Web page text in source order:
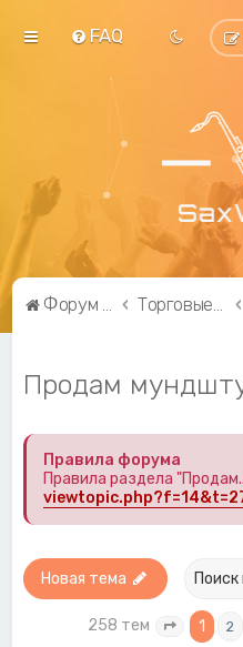
FAQ
Форум саксофонистов SaxWorld.org Торговые ряды
Продам
Правила форума
Правила раздела
Новая тема
258 тем Страница
1 2